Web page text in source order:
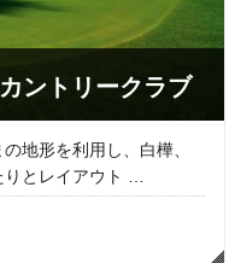
ントリークラブ
地形を利用し、白樺、
とレイアウト …